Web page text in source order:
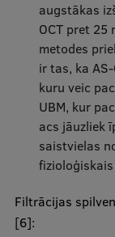
augstākas
OCT pret 25
metodes
ir tas, ka
kuru veic
UBM, kur
acs jāuzliek
saistvielas
Filtrācijas
[6]: